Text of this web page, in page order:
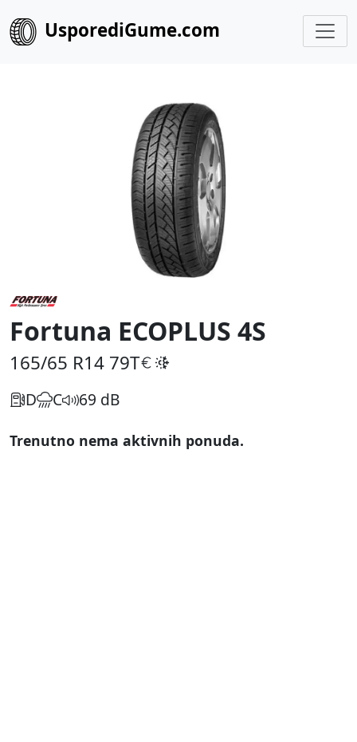
UsporediGume.com
Fortuna ECOPLUS 4S
165/65 R14 79T
D C 69 dB
Trenutno nema aktivnih ponuda.